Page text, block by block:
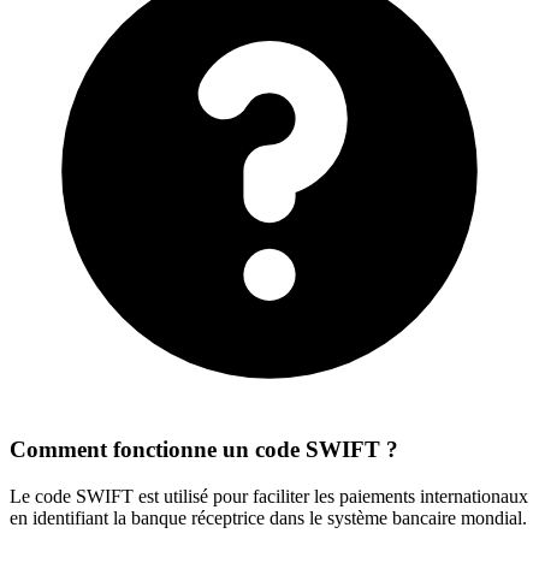
Comment fonctionne un code SWIFT ?
Le code SWIFT est utilisé pour faciliter les paiements internationaux
en identifiant la banque réceptrice dans le système bancaire mondial.